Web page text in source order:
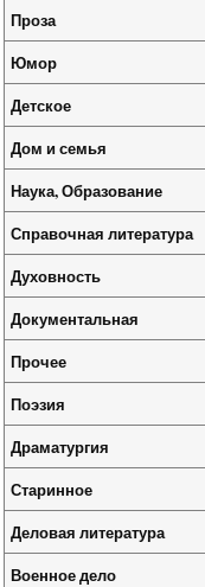
Проза
Юмор
Детское
Дом и семья
Наука, Образование
Справочная литература
Духовность
Документальная
Прочее
Поэзия
Драматургия
Старинное
Деловая литература
Военное дело